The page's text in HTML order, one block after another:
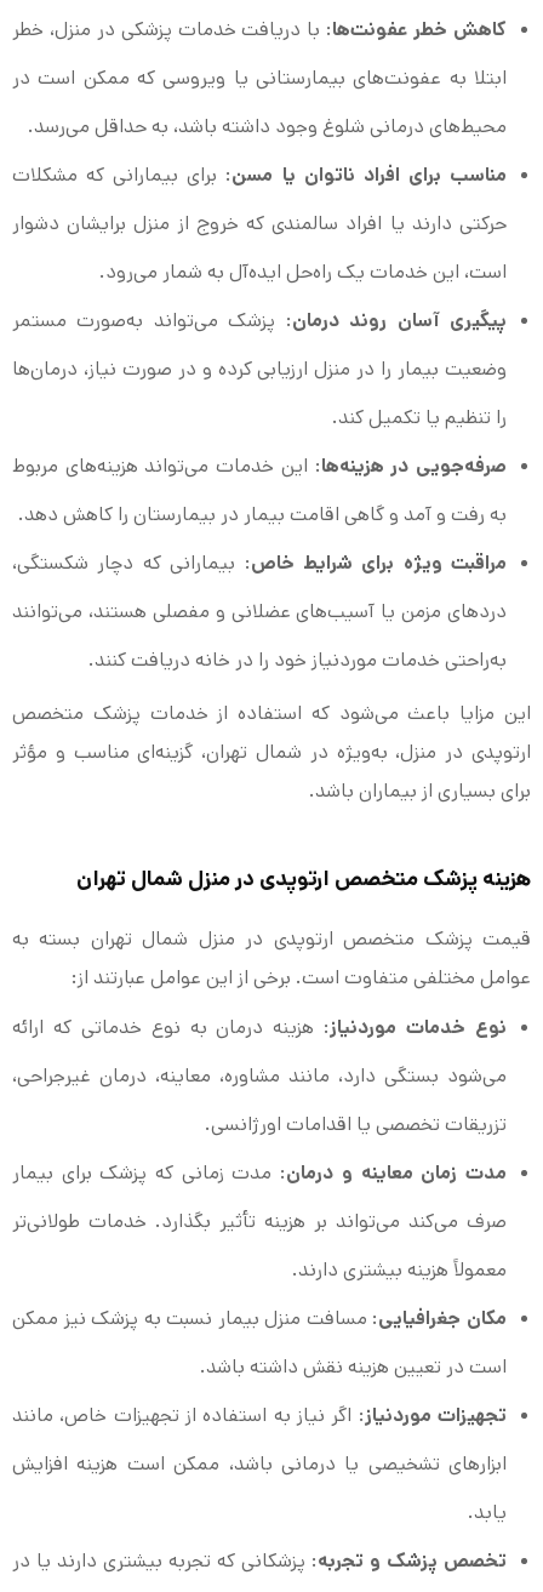
کاهش خطر عفونت‌ها: با دریافت خدمات پزشکی در منزل، خطر
ابتلا به عفونت‌های بیمارستانی یا ویروسی که ممکن است در
محیط‌های درمانی شلوغ وجود داشته باشد، به حداقل می‌رسد.
مناسب برای افراد ناتوان یا مسن: برای بیمارانی که مشکلات
حرکتی دارند یا افراد سالمندی که خروج از منزل برایشان دشوار
است، این خدمات یک راه‌حل ایده‌آل به شمار می‌رود.
پیگیری آسان روند درمان: پزشک می‌تواند به‌صورت مستمر
وضعیت بیمار را در منزل ارزیابی کرده و در صورت نیاز، درمان‌ها
را تنظیم یا تکمیل کند.
صرفه‌جویی در هزینه‌ها: این خدمات می‌تواند هزینه‌های مربوط
به رفت و آمد و گاهی اقامت بیمار در بیمارستان را کاهش دهد.
مراقبت ویژه برای شرایط خاص: بیمارانی که دچار شکستگی،
دردهای مزمن یا آسیب‌های عضلانی و مفصلی هستند، می‌توانند
به‌راحتی خدمات موردنیاز خود را در خانه دریافت کنند.
این مزایا باعث می‌شود که استفاده از خدمات پزشک متخصص
ارتوپدی در منزل، به‌ویژه در شمال تهران، گزینه‌ای مناسب و مؤثر
برای بسیاری از بیماران باشد.
هزینه پزشک متخصص ارتوپدی در منزل شمال تهران
قیمت پزشک متخصص ارتوپدی در منزل شمال تهران بسته به
عوامل مختلفی متفاوت است. برخی از این عوامل عبارتند از:
نوع خدمات موردنیاز: هزینه درمان به نوع خدماتی که ارائه
می‌شود بستگی دارد، مانند مشاوره، معاینه، درمان غیرجراحی،
تزریقات تخصصی یا اقدامات اورژانسی.
مدت زمان معاینه و درمان: مدت زمانی که پزشک برای بیمار
صرف می‌کند می‌تواند بر هزینه تأثیر بگذارد. خدمات طولانی‌تر
معمولاً هزینه بیشتری دارند.
مکان جغرافیایی: مسافت منزل بیمار نسبت به پزشک نیز ممکن
است در تعیین هزینه نقش داشته باشد.
تجهیزات موردنیاز: اگر نیاز به استفاده از تجهیزات خاص، مانند
ابزارهای تشخیصی یا درمانی باشد، ممکن است هزینه افزایش
یابد.
تخصص پزشک و تجربه: پزشکانی که تجربه بیشتری دارند یا در